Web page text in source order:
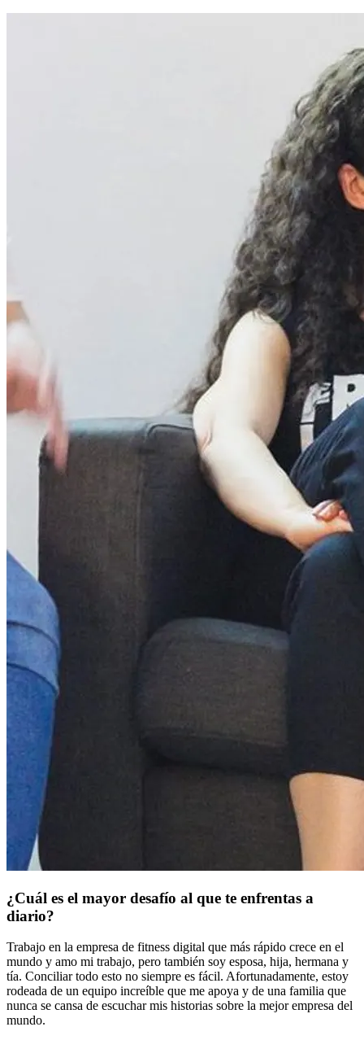
¿Cuál es el mayor desafío al que te enfrentas a
diario?
Trabajo en la empresa de fitness digital que más rápido crece en el
mundo y amo mi trabajo, pero también soy esposa, hija, hermana y
tía. Conciliar todo esto no siempre es fácil. Afortunadamente, estoy
rodeada de un equipo increíble que me apoya y de una familia que
nunca se cansa de escuchar mis historias sobre la mejor empresa del
mundo.